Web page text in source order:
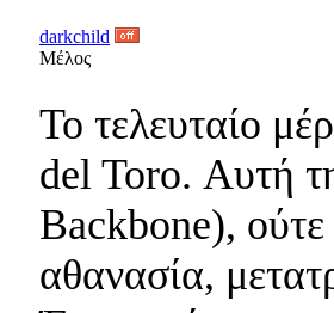
darkchild
Μέλος
Το τελευταίο
del Toro. Αυτή
Backbone),
αθανασία,